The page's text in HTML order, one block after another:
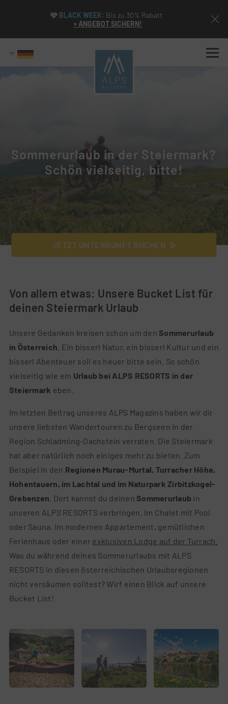
🩵 BLACK WEEK: Bis zu 30% Rabatt
» ANGEBOT SICHERN!
Sommerurlaub in der Steiermark?
Schön vielseitig, bitte!
JETZT UNTERKUNFT BUCHEN
Von allem etwas: Unsere Bucket List für
deinen Steiermark Urlaub
Unsere Gedanken kreisen schon um den Sommerurlaub
in Österreich . Ein bisserl Natur, ein bisserl Kultur und ein
bisserl Abenteuer soll es heuer bitte sein. So schön
vielseitig wie ein Urlaub bei ALPS RESORTS in der
Steiermark eben.
Im letzten Beitrag unseres ALPS Magazins haben wir dir
unsere liebsten Wandertouren zu Bergseen in der
Region Schladming-Dachstein verraten. Die Steiermark
hat aber natürlich noch einiges mehr zu bieten. Zum
Beispiel in den Regionen Murau-Murtal, Turracher Höhe,
Hohentauern, im Lachtal und im Naturpark Zirbitzkogel-
Grebenzen . Dort kannst du deinen Sommerurlaub in
unseren ALPS RESORTS verbringen. Im Chalet mit Pool
oder Sauna, im modernen Appartement, gemütlichen
Ferienhaus oder einer exklusiven Lodge auf der Turrach.
Was du während deines Sommerurlaubs mit ALPS
RESORTS in diesen österreichischen Urlaubsregionen
nicht versäumen solltest? Wirf einen Blick auf unsere
Bucket List!